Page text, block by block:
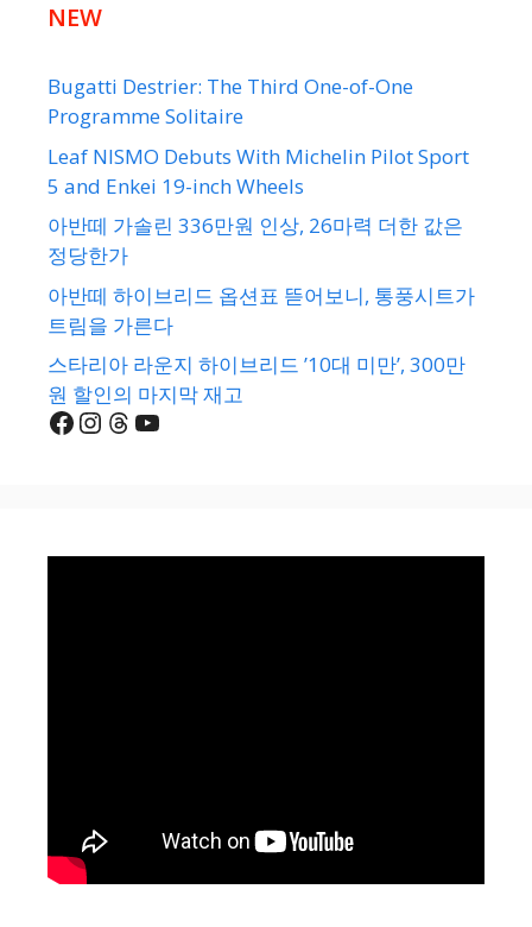
NEW
Bugatti Destrier: The Third One-of-One
Programme Solitaire
Leaf NISMO Debuts With Michelin Pilot Sport
5 and Enkei 19-inch Wheels
아반떼 가솔린 336만원 인상, 26마력 더한 값은
정당한가
아반떼 하이브리드 옵션표 뜯어보니, 통풍시트가
트림을 가른다
스타리아 라운지 하이브리드 ’10대 미만’, 300만
원 할인의 마지막 재고
Facebook
Instagram
Threads
YouTube